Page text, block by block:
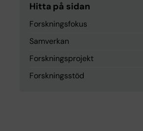
Hitta på sidan
Forskningsfokus
Samverkan
Forskningsprojekt
Forskningsstöd